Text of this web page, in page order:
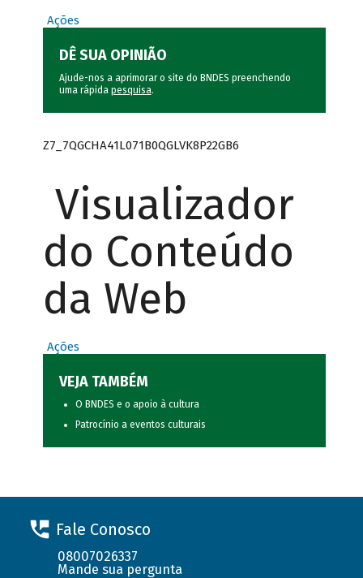
Ações
DÊ SUA OPINIÃO
Ajude-nos a aprimorar o site do BNDES preenchendo
uma rápida pesquisa.
Z7_7QGCHA41L071B0QGLVK8P22GB6
Visualizador
do Conteúdo
da Web
Ações
VEJA TAMBÉM
O BNDES e o apoio à cultura
Patrocínio a eventos culturais
Fale Conosco
08007026337
Mande sua pergunta